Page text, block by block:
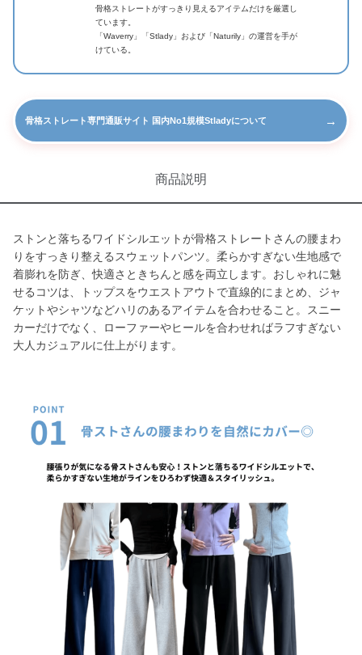
骨格ストレートがすっきり見えるアイテムだけを厳選し
ています。
「Waverry」「Stlady」および「Naturily」の運営を手が
けている。
骨格ストレート専門通販サイト 国内No1規模Stladyについて →
商品説明
ストンと落ちるワイドシルエットが骨格ストレートさんの腰まわ
りをすっきり整えるスウェットパンツ。柔らかすぎない生地感で
着膨れを防ぎ、快適さときちんと感を両立します。おしゃれに魅
せるコツは、トップスをウエストアウトで直線的にまとめ、ジャ
ケットやシャツなどハリのあるアイテムを合わせること。スニー
カーだけでなく、ローファーやヒールを合わせればラフすぎない
大人カジュアルに仕上がります。